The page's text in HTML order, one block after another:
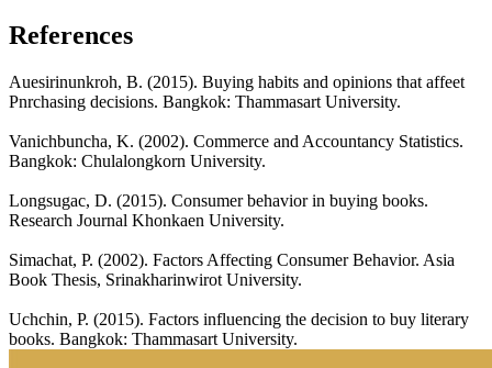
References
Auesirinunkroh, B. (2015). Buying habits and opinions that affeet
Pnrchasing decisions. Bangkok: Thammasart University.
Vanichbuncha, K. (2002). Commerce and Accountancy Statistics.
Bangkok: Chulalongkorn University.
Longsugac, D. (2015). Consumer behavior in buying books.
Research Journal Khonkaen University.
Simachat, P. (2002). Factors Affecting Consumer Behavior. Asia
Book Thesis, Srinakharinwirot University.
Uchchin, P. (2015). Factors influencing the decision to buy literary
books. Bangkok: Thammasart University.